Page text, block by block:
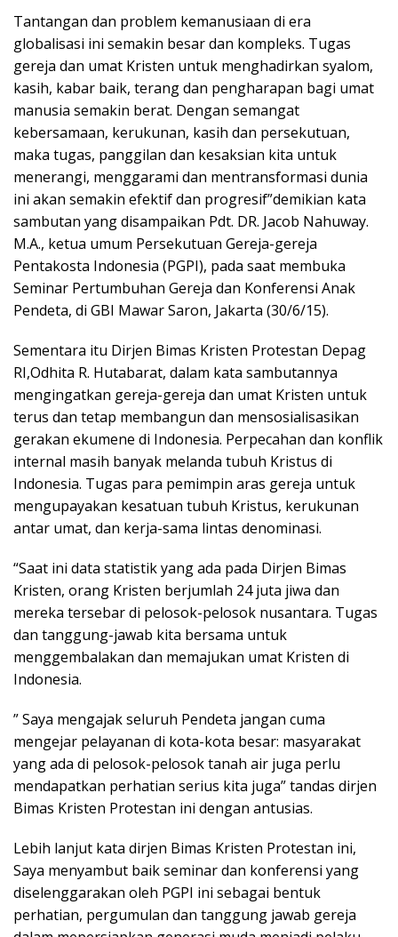
Tantangan dan problem kemanusiaan di era
globalisasi ini semakin besar dan kompleks. Tugas
gereja dan umat Kristen untuk menghadirkan syalom,
kasih, kabar baik, terang dan pengharapan bagi umat
manusia semakin berat. Dengan semangat
kebersamaan, kerukunan, kasih dan persekutuan,
maka tugas, panggilan dan kesaksian kita untuk
menerangi, menggarami dan mentransformasi dunia
ini akan semakin efektif dan progresif”demikian kata
sambutan yang disampaikan Pdt. DR. Jacob Nahuway.
M.A., ketua umum Persekutuan Gereja-gereja
Pentakosta Indonesia (PGPI), pada saat membuka
Seminar Pertumbuhan Gereja dan Konferensi Anak
Pendeta, di GBI Mawar Saron, Jakarta (30/6/15).
Sementara itu Dirjen Bimas Kristen Protestan Depag
RI,Odhita R. Hutabarat, dalam kata sambutannya
mengingatkan gereja-gereja dan umat Kristen untuk
terus dan tetap membangun dan mensosialisasikan
gerakan ekumene di Indonesia. Perpecahan dan konflik
internal masih banyak melanda tubuh Kristus di
Indonesia. Tugas para pemimpin aras gereja untuk
mengupayakan kesatuan tubuh Kristus, kerukunan
antar umat, dan kerja-sama lintas denominasi.
“Saat ini data statistik yang ada pada Dirjen Bimas
Kristen, orang Kristen berjumlah 24 juta jiwa dan
mereka tersebar di pelosok-pelosok nusantara. Tugas
dan tanggung-jawab kita bersama untuk
menggembalakan dan memajukan umat Kristen di
Indonesia.
” Saya mengajak seluruh Pendeta jangan cuma
mengejar pelayanan di kota-kota besar: masyarakat
yang ada di pelosok-pelosok tanah air juga perlu
mendapatkan perhatian serius kita juga” tandas dirjen
Bimas Kristen Protestan ini dengan antusias.
Lebih lanjut kata dirjen Bimas Kristen Protestan ini,
Saya menyambut baik seminar dan konferensi yang
diselenggarakan oleh PGPI ini sebagai bentuk
perhatian, pergumulan dan tanggung jawab gereja